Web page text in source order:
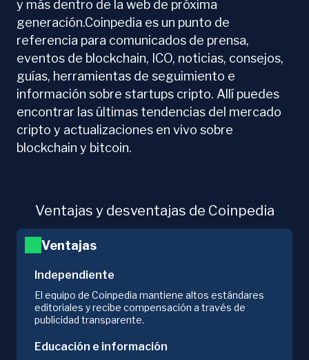
y más dentro de la web de próxima
generación.Coinpedia es un punto de
referencia para comunicados de prensa,
eventos de blockchain, ICO, noticias, consejos,
guías, herramientas de seguimiento e
información sobre startups cripto. Allí puedes
encontrar las últimas tendencias del mercado
cripto y actualizaciones en vivo sobre
blockchain y bitcoin.
Ventajas y desventajas de Coinpedia
Ventajas
Independiente
El equipo de Coinpedia mantiene altos estándares
editoriales y recibe compensación a través de
publicidad transparente.
Educación e información